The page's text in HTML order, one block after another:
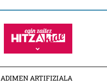
ADIMEN ARTIFIZIALA